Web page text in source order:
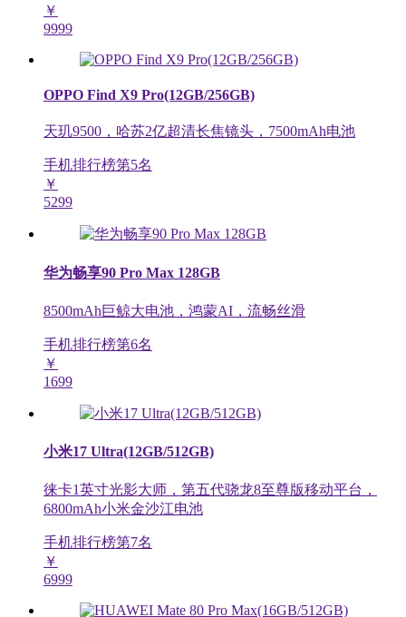
￥
9999
OPPO Find X9 Pro(12GB/256GB)
天玑9500，哈苏2亿超清长焦镜头，7500mAh电池
手机排行榜第5名
￥
5299
华为畅享90 Pro Max 128GB
8500mAh巨鲸大电池，鸿蒙AI，流畅丝滑
手机排行榜第6名
￥
1699
小米17 Ultra(12GB/512GB)
徕卡1英寸光影大师，第五代骁龙8至尊版移动平台，
6800mAh小米金沙江电池
手机排行榜第7名
￥
6999